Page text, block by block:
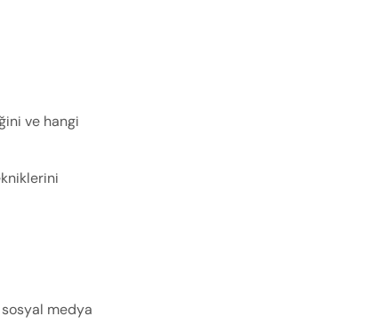
ve hangi
sosyal medya